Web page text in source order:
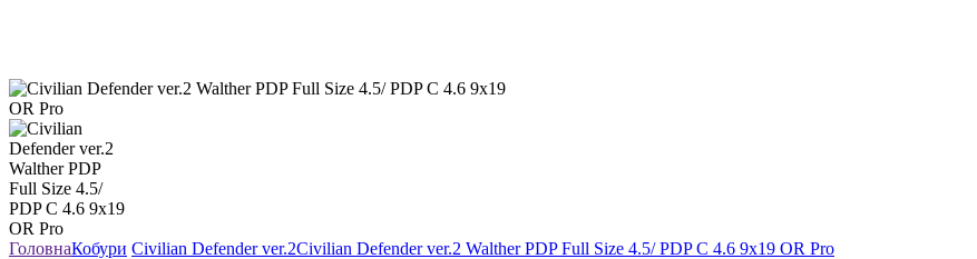
ГоловнаКобури Civilian Defender ver.2Civilian Defender ver.2 Walther PDP Full Size 4.5/ PDP C 4.6 9x19 OR Pro